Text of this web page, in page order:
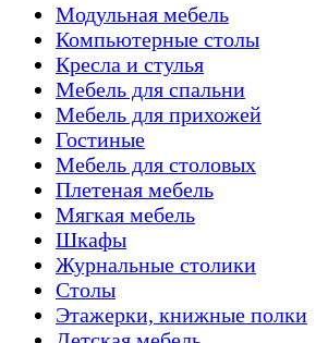
Модульная мебель
Компьютерные столы
Кресла и стулья
Мебель для спальни
Мебель для прихожей
Гостиные
Мебель для столовых
Плетеная мебель
Мягкая мебель
Шкафы
Журнальные столики
Столы
Этажерки, книжные полки